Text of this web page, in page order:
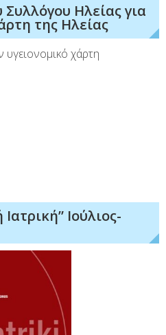
Συλλόγου Ηλείας για
της Ηλείας
υγειονομικό χάρτη
Ιούλιος-